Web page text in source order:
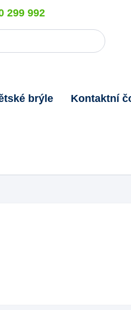
299 992
brýle Kontaktní